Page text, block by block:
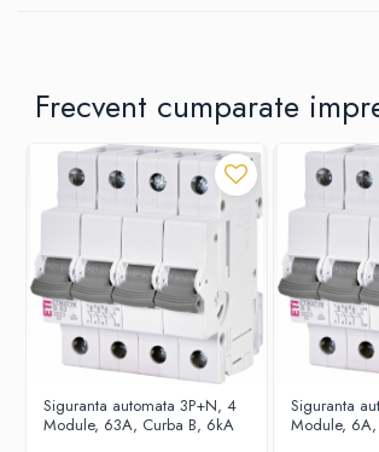
Frecvent cumparate
Siguranta automata 3P+N, 4
Module, 63A, Curba B, 6kA
Siguranta
Module,